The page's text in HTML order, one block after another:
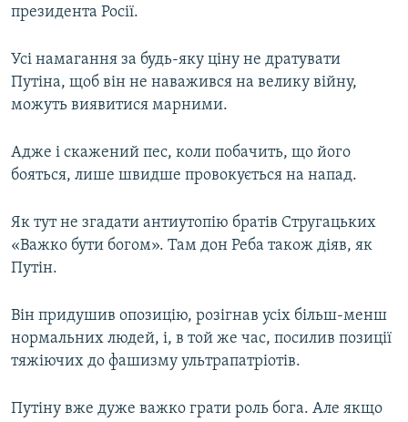
президента Росії.
Усі намагання за будь-яку ціну не дратувати
Путіна, щоб він не наважився на велику війну,
можуть виявитися марними.
Адже і скажений пес, коли побачить, що його
бояться, лише швидше провокується на напад.
Як тут не згадати антиутопію братів Стругацьких
«Важко бути богом». Там дон Реба також діяв, як
Путін.
Він придушив опозицію, розігнав усіх більш-менш
нормальних людей, і, в той же час, посилив позиції
тяжіючих до фашизму ультрапатріотів.
Путіну вже дуже важко грати роль бога. Але якщо